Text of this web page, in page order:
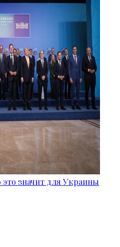
значит для Украины